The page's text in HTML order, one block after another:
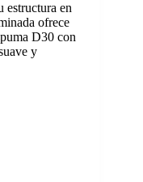
estructura en
ofrece
D30 con
y